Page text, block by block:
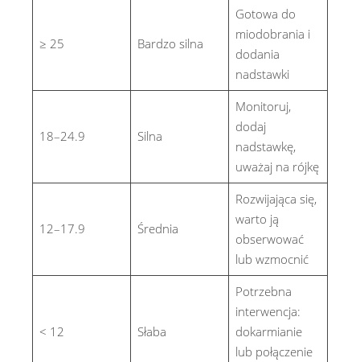
≥ 25 Bardzo silna
Gotowa do
miodobrania i
dodania
nadstawki
18–24.9 Silna
Monitoruj,
dodaj
nadstawkę,
uważaj na rójkę
12–17.9 Średnia
Rozwijająca się,
warto ją
obserwować
lub wzmocnić
< 12 Słaba
Potrzebna
interwencja:
dokarmianie
lub połączenie